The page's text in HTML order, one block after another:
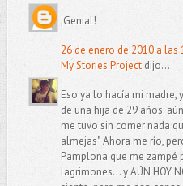
¡Genial!
26 de enero de 2010 a las
My Stories Projectdijo...
Eso ya lo hacía mi madre,
de una hija de 29 años:
me tuvo sin comer nada
almejas". Ahora me río,
Pamplona que me zampé
lagrimones... y AÚN HOY